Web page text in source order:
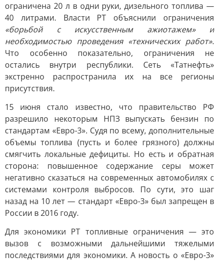
ограничена 20 л в одни руки, дизельного топлива —
40 литрами. Власти РТ объяснили ограничения
«борьбой с искусственным ажиотажем» и
необходимостью проведения «технических работ».
Что особенно показательно, ограничения не
остались внутри республики. Сеть «Татнефть»
экстренно распространила их на все регионы
присутствия.
15 июня стало известно, что правительство РФ
разрешило некоторым НПЗ выпускать бензин по
стандартам «Евро-3». Судя по всему, дополнительные
объемы топлива (пусть и более грязного) должны
смягчить локальные дефициты. Но есть и обратная
сторона: повышенное содержание серы может
негативно сказаться на современных автомобилях с
системами контроля выбросов. По сути, это шаг
назад на 10 лет — стандарт «Евро-3» был запрещен в
России в 2016 году.
Для экономики РТ топливные ограничения — это
вызов с возможными дальнейшими тяжелыми
последствиями для экономики. А новость о «Евро-3»